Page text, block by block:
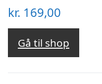
kr. 169,00
Gå til shop